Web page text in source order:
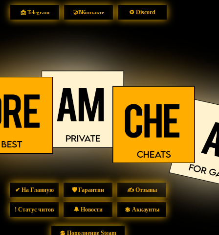
✍ Отзывы
🛡 Гарантии
💲 Аккаунты
💲 Пополнение Steam
🔔 Новости
! Статус читов
✔ На Главную
♻ Discord
📩 Telegram 🤝ВКонтакте